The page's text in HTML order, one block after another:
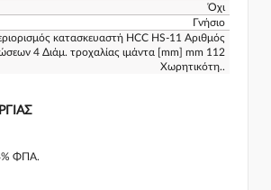
Όχι
Γνήσιο
κατασκευαστή HCC HS-11 Αριθμός
4 Διάμ. τροχαλίας ιμάντα [mm] mm 112
Χωρητικότη..
ΦΠΑ.